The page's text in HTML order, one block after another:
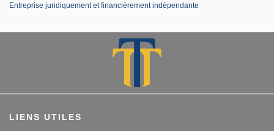
Entreprise juridiquement et financièrement indépendante
LIENS UTILES